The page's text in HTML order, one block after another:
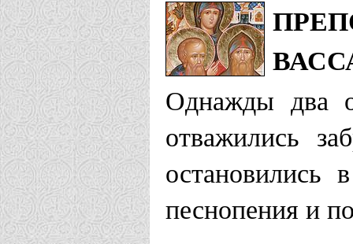
Однажды два
отважились
остановились
песнопения и